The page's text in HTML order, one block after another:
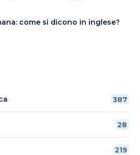
come si dicono in inglese?
387
28
219